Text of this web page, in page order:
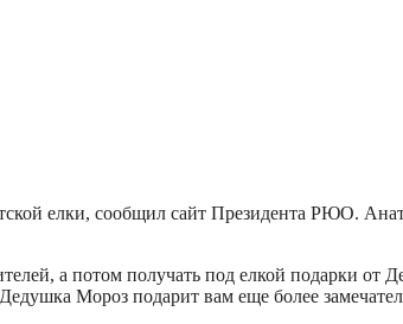
елки, сообщил сайт Президента РЮО.
а потом получать под елкой подарки
Мороз подарит вам еще более